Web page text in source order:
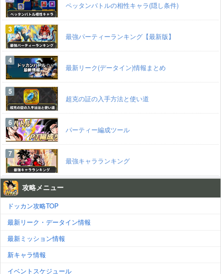
攻略メニュー
ドッカン攻略TOP
最新リーク・データイン情報
最新ミッション情報
新キャラ情報
イベントスケジュール
ペッタンバトルの相性キャラ(隠し条件)
最強パーティーランキング【最新版】
最新リーク(データイン)情報まとめ
超克の証の入手方法と使い道
パーティー編成ツール
最強キャラランキング